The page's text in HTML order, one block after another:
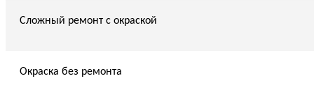
Сложный ремонт с окраской
Окраска без ремонта